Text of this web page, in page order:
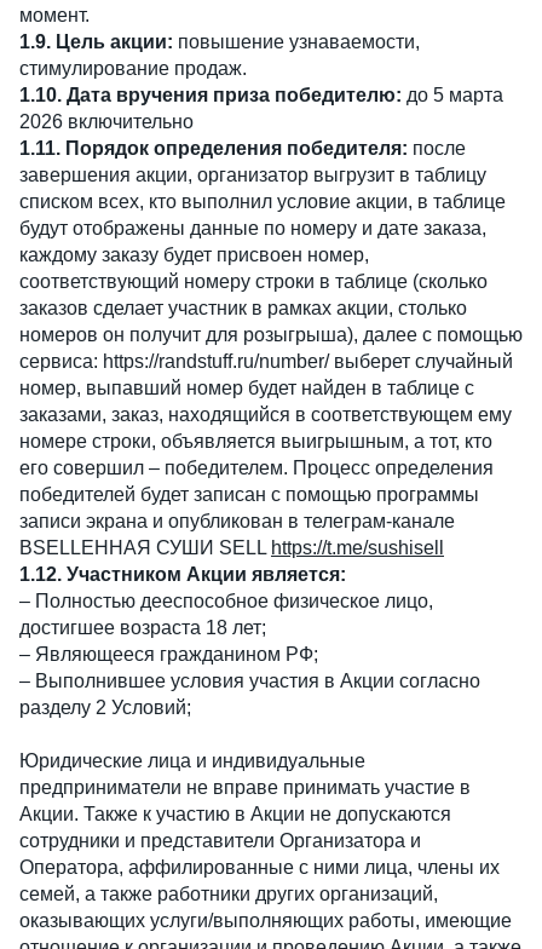
момент.
1.9. Цель акции: повышение узнаваемости,
стимулирование продаж.
1.10. Дата вручения приза победителю: до 5 марта
2026 включительно
1.11. Порядок определения победителя: после
завершения акции, организатор выгрузит в таблицу
списком всех, кто выполнил условие акции, в таблице
будут отображены данные по номеру и дате заказа,
каждому заказу будет присвоен номер,
соответствующий номеру строки в таблице (сколько
заказов сделает участник в рамках акции, столько
номеров он получит для розыгрыша), далее с помощью
сервиса: https://randstuff.ru/number/ выберет случайный
номер, выпавший номер будет найден в таблице с
заказами, заказ, находящийся в соответствующем ему
номере строки, объявляется выигрышным, а тот, кто
его совершил – победителем. Процесс определения
победителей будет записан с помощью программы
записи экрана и опубликован в телеграм-канале
ВSELLЕННАЯ СУШИ SELL https://t.me/sushisell
1.12. Участником Акции является:
– Полностью дееспособное физическое лицо,
достигшее возраста 18 лет;
– Являющееся гражданином РФ;
– Выполнившее условия участия в Акции согласно
разделу 2 Условий;
Юридические лица и индивидуальные
предприниматели не вправе принимать участие в
Акции. Также к участию в Акции не допускаются
сотрудники и представители Организатора и
Оператора, аффилированные с ними лица, члены их
семей, а также работники других организаций,
оказывающих услуги/выполняющих работы, имеющие